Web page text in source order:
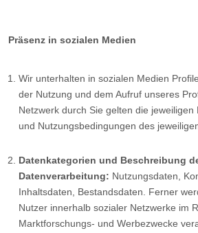
Präsenz in sozialen Medien
Wir unterhalten in sozialen Medien
der Nutzung und dem Aufruf unseres
Netzwerk durch Sie gelten die jeweiligen
und Nutzungsbedingungen des
Datenkategorien und Beschreibung
Datenverarbeitung: Nutzungsdaten,
Inhaltsdaten, Bestandsdaten. Ferner
Nutzer innerhalb sozialer Netzwerke im
Marktforschungs- und Werbezwecke